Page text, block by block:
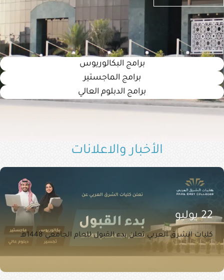
الإلكترونية
البوابة
الإعلامية
برامج البكالوريوس
برامج الماجستير
برامج الدبلوم العالي
الأخبار والاعلانات
22 يوليو
كليات الشرق العربي تعلن بدء القبول للعام الجامعي 1448هـ